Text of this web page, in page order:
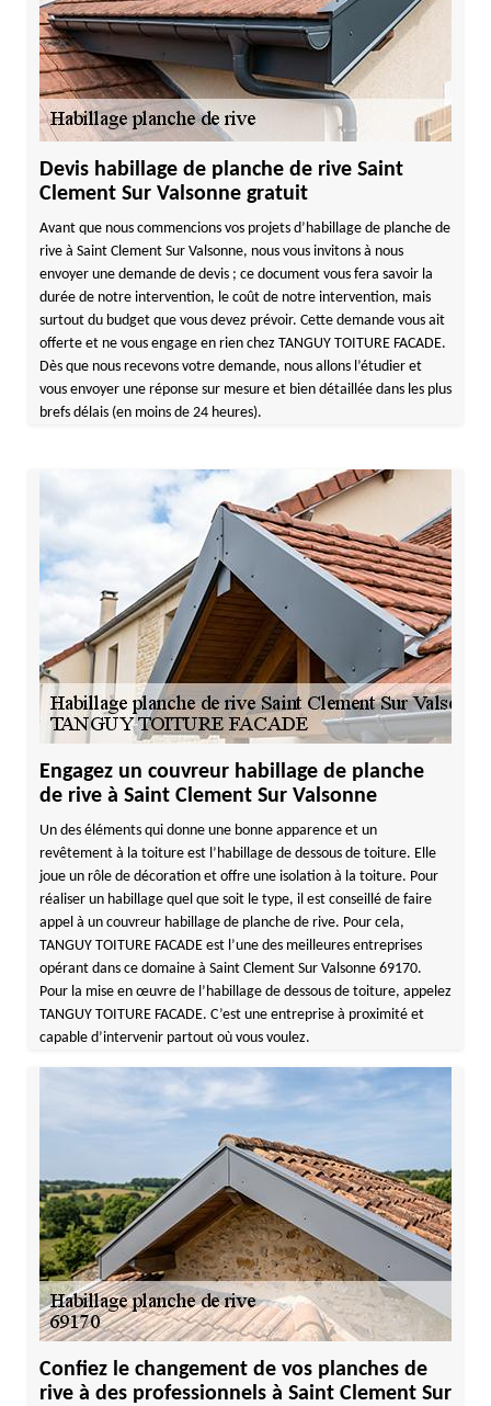
Devis habillage de planche de rive Saint
Clement Sur Valsonne gratuit
Avant que nous commencions vos projets d’habillage de planche de
rive à Saint Clement Sur Valsonne, nous vous invitons à nous
envoyer une demande de devis ; ce document vous fera savoir la
durée de notre intervention, le coût de notre intervention, mais
surtout du budget que vous devez prévoir. Cette demande vous ait
offerte et ne vous engage en rien chez TANGUY TOITURE FACADE.
Dès que nous recevons votre demande, nous allons l’étudier et
vous envoyer une réponse sur mesure et bien détaillée dans les plus
brefs délais (en moins de 24 heures).
Engagez un couvreur habillage de planche
de rive à Saint Clement Sur Valsonne
Un des éléments qui donne une bonne apparence et un
revêtement à la toiture est l’habillage de dessous de toiture. Elle
joue un rôle de décoration et offre une isolation à la toiture. Pour
réaliser un habillage quel que soit le type, il est conseillé de faire
appel à un couvreur habillage de planche de rive. Pour cela,
TANGUY TOITURE FACADE est l’une des meilleures entreprises
opérant dans ce domaine à Saint Clement Sur Valsonne 69170.
Pour la mise en œuvre de l’habillage de dessous de toiture, appelez
TANGUY TOITURE FACADE. C’est une entreprise à proximité et
capable d’intervenir partout où vous voulez.
Confiez le changement de vos planches de
rive à des professionnels à Saint Clement Sur